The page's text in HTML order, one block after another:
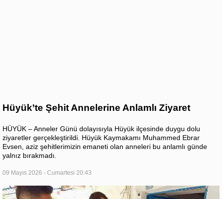
Hüyük’te Şehit Annelerine Anlamlı Ziyaret
HÜYÜK – Anneler Günü dolayısıyla Hüyük ilçesinde duygu dolu
ziyaretler gerçekleştirildi. Hüyük Kaymakamı Muhammed Ebrar
Evsen, aziz şehitlerimizin emaneti olan anneleri bu anlamlı günde
yalnız bırakmadı.
09 Mayıs 2026 - Cumartesi 20:43